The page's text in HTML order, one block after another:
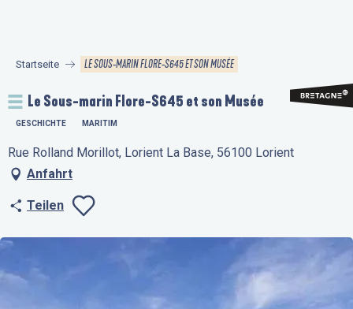
principal
Startseite LE SOUS-MARIN FLORE-S645 ET SON MUSÉE
Le Sous-marin Flore-S645 et son Musée
GESCHICHTE MARITIM
Rue Rolland Morillot, Lorient La Base, 56100 Lorient
Anfahrt
Teilen
Ajouter aux